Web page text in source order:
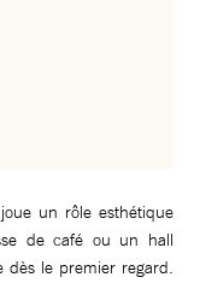
un rôle esthétique
de café ou un hall
dès le premier regard.